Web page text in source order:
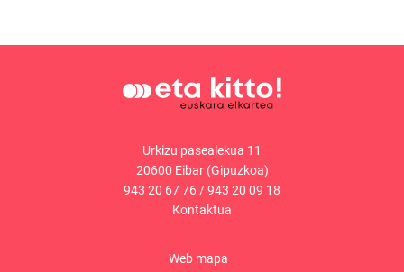
Urkizu pasealekua 11
20600 Eibar (Gipuzkoa)
943 20 67 76/943 20 09 18
Kontaktua
Web mapa